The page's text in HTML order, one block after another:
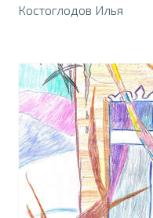
Костоглодов Илья